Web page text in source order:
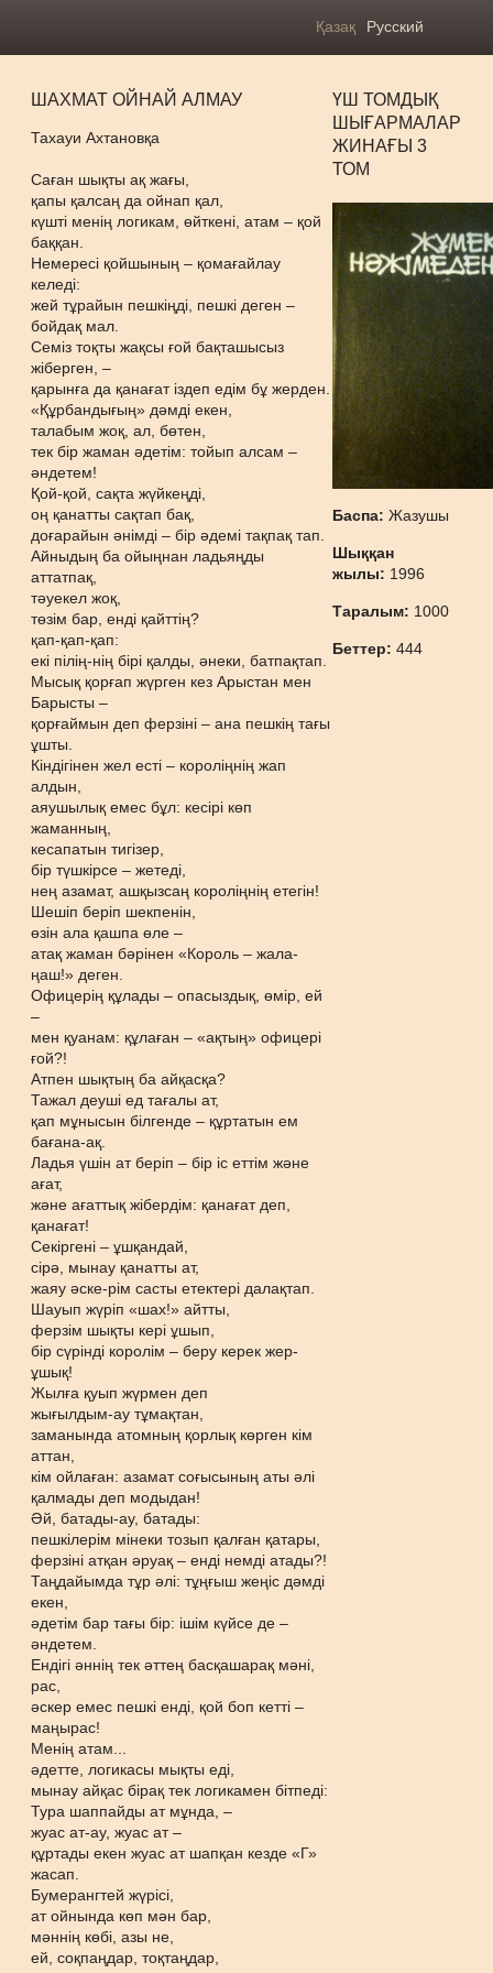
Қазақ Русский
ШАХМАТ ОЙНАЙ АЛМАУ
Тахауи Ахтановқа
Саған шықты ақ жағы,
қапы қалсаң да ойнап қал,
күшті менің логикам, өйткені, атам – қой
баққан.
Немересі қойшының – қомағайлау
келеді:
жей тұрайын пешкіңді, пешкі деген –
бойдақ мал.
Семіз тоқты жақсы ғой бақташысыз
жіберген, –
қарынға да қанағат іздеп едім бұ жерден.
«Құрбандығың» дәмді екен,
талабым жоқ, ал, бөтен,
тек бір жаман әдетім: тойып алсам –
әндетем!
Қой-қой, сақта жүйкеңді,
оң қанатты сақтап бақ,
доғарайын әнімді – бір әдемі тақпақ тап.
Айныдың ба ойыңнан ладьяңды
аттатпақ,
тәуекел жоқ,
төзім бар, енді қайттің?
қап-қап-қап:
екі пілің-нің бірі қалды, әнеки, батпақтап.
Мысық қорғап жүрген кез Арыстан мен
Барысты –
қорғаймын деп ферзіні – ана пешкің тағы
ұшты.
Кіндігінен жел есті – короліңнің жап
алдын,
аяушылық емес бұл: кесірі көп
жаманның,
кесапатын тигізер,
бір түшкірсе – жетеді,
нең азамат, ашқызсаң короліңнің етегін!
Шешіп беріп шекпенін,
өзін ала қашпа өле –
атақ жаман бәрінен «Король – жала-
ңаш!» деген.
Офицерің құлады – опасыздық, өмір, ей
–
мен қуанам: құлаған – «ақтың» офицері
ғой?!
Атпен шықтың ба айқасқа?
Тажал деуші ед тағалы ат,
қап мұнысын білгенде – құртатын ем
бағана-ақ.
Ладья үшін ат беріп – бір іс еттім және
ағат,
және ағаттық жібердім: қанағат деп,
қанағат!
Секіргені – ұшқандай,
сірә, мынау қанатты ат,
жаяу әске-рім састы етектері далақтап.
Шауып жүріп «шах!» айтты,
ферзім шықты кері ұшып,
бір сүрінді королім – беру керек жер-
ұшық!
Жылға қуып жүрмен деп
жығылдым-ау тұмақтан,
заманында атомның қорлық көрген кім
аттан,
кім ойлаған: азамат соғысының аты әлі
қалмады деп модыдан!
Әй, батады-ау, батады:
пешкілерім мінеки тозып қалған қатары,
ферзіні атқан әруақ – енді немді атады?!
Таңдайымда тұр әлі: тұңғыш жеңіс дәмді
екен,
әдетім бар тағы бір: ішім күйсе де –
әндетем.
Ендігі әннің тек әттең басқашарақ мәні,
рас,
әскер емес пешкі енді, қой боп кетті –
маңырас!
Менің атам...
әдетте, логикасы мықты еді,
мынау айқас бірақ тек логикамен бітпеді:
Тура шаппайды ат мұнда, –
жуас ат-ау, жуас ат –
құртады екен жуас ат шапқан кезде «Г»
жасап.
Бумерангтей жүрісі,
ат ойнында көп мән бар,
мәннің көбі, азы не,
ей, соқпаңдар, тоқтаңдар,
ҮШ ТОМДЫҚ
ШЫҒАРМАЛАР
ЖИНАҒЫ 3
ТОМ
Баспа:Жазушы
Шыққан
жылы: 1996
Таралым: 1000
Беттер:444